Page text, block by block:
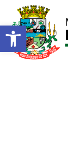
Barra